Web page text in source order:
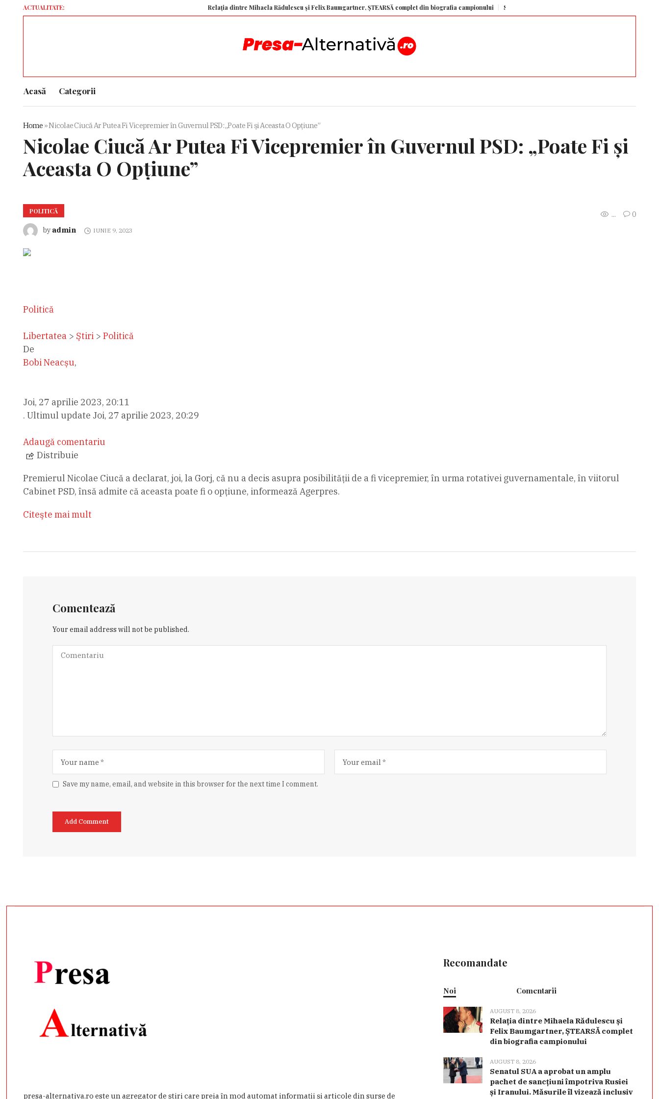
ACTUALITATE: Relația dintre Mihaela Rădulescu și Felix Baumgartner, ȘTEARSĂ complet din biografia campionului Senatul SUA a aprobat un amplu pachet de sancțiuni
Acasă Categorii
Home »Nicolae Ciucă Ar Putea Fi Vicepremier în Guvernul PSD: „Poate Fi şi Aceasta O Opţiune”
Nicolae Ciucă Ar Putea Fi Vicepremier în Guvernul PSD: „Poate Fi şi
Aceasta O Opţiune”
POLITICĂ ...
0
by admin IUNIE 9, 2023
Politică
Libertatea> Ştiri> Politică
De
Bobi Neacșu,
Joi, 27 aprilie 2023, 20:11
. Ultimul update Joi, 27 aprilie 2023, 20:29
Adaugă comentariu
Distribuie
Premierul Nicolae Ciucă a declarat, joi, la Gorj, că nu a decis asupra posibilităţii de a fi vicepremier, în urma rotativei guvernamentale, în viitorul
Cabinet PSD, însă admite că aceasta poate fi o opţiune, informează Agerpres.
Citeşte mai mult
Comentează
Your email address will not be published.
Save my name, email, and website in this browser for the next time I comment.
presa-alternativa.ro este un agregator de ştiri care preia în mod automat informaţii şi articole din surse de
Recomandate
Noi Comentarii
AUGUST 8, 2026
Relația dintre Mihaela Rădulescu și
Felix Baumgartner, ȘTEARSĂ complet
din biografia campionului
AUGUST 8, 2026
Senatul SUA a aprobat un amplu
pachet de sancțiuni împotriva Rusiei
și Iranului. Măsurile îl vizează inclusiv